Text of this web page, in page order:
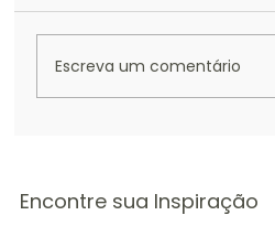
Escreva um comentário
Encontre sua Inspiração